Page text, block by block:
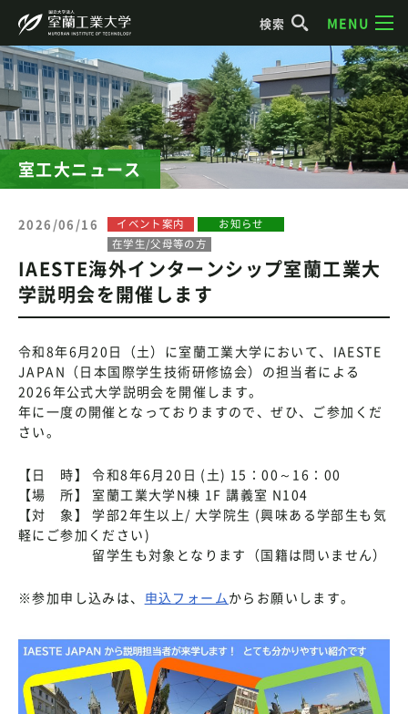
検索 MENU
室工大ニュース
2026/06/16 イベント案内
お知らせ
在学生/父母等の方
IAESTE海外インターンシップ室蘭工業大
学説明会を開催します
令和8年6月20日（土）に室蘭工業大学において、IAESTE
JAPAN（日本国際学生技術研修協会）の担当者による
2026年公式大学説明会を開催します。
年に一度の開催となっておりますので、ぜひ、ご参加くだ
さい。
【日 時】 令和8年6月20日 (土) 15：00～16：00
【場 所】 室蘭工業大学N棟 1F 講義室 N104
【対 象】 学部2年生以上/ 大学院生 (興味ある学部生も気
軽にご参加ください)
留学生も対象となります（国籍は問いません）
※参加申し込みは、 申込フォームからお願いします。